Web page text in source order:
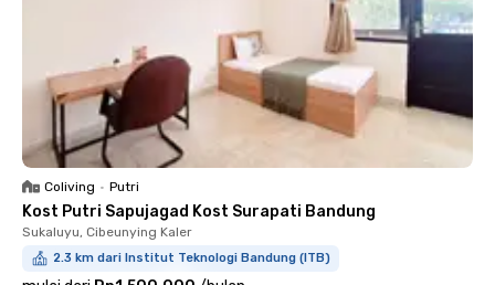
Coliving • Putri
Kost Putri Sapujagad Kost Surapati Bandung
Sukaluyu, Cibeunying Kaler
2.3 km dari Institut Teknologi Bandung (ITB)